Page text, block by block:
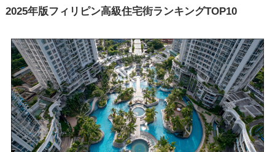
2025年版フィリピン高級住宅街ランキングTOP10